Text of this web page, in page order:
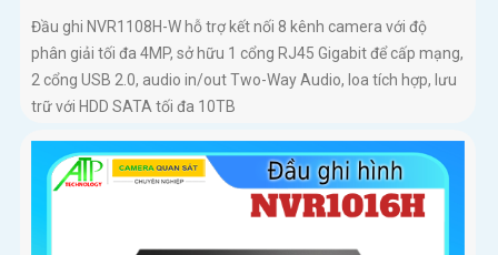
Đầu ghi NVR1108H-W hỗ trợ kết nối 8 kênh camera với độ
phân giải tối đa 4MP, sở hữu 1 cổng RJ45 Gigabit để cấp mạng,
2 cổng USB 2.0, audio in/out Two-Way Audio, loa tích hợp, lưu
trữ với HDD SATA tối đa 10TB